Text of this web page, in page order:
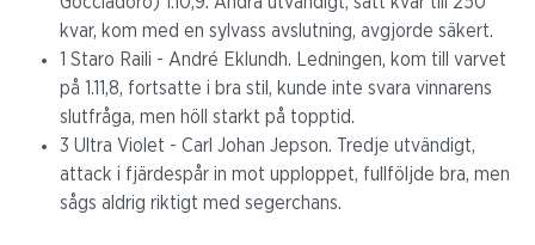
kvar, kom med en sylvass avslutning, avgjorde säkert.
1 Staro Raili - André Eklundh. Ledningen, kom till varvet
på 1.11,8, fortsatte i bra stil, kunde inte svara vinnarens
slutfråga, men höll starkt på topptid.
3 Ultra Violet - Carl Johan Jepson. Tredje utvändigt,
attack i fjärdespår in mot upploppet, fullföljde bra, men
sågs aldrig riktigt med segerchans.